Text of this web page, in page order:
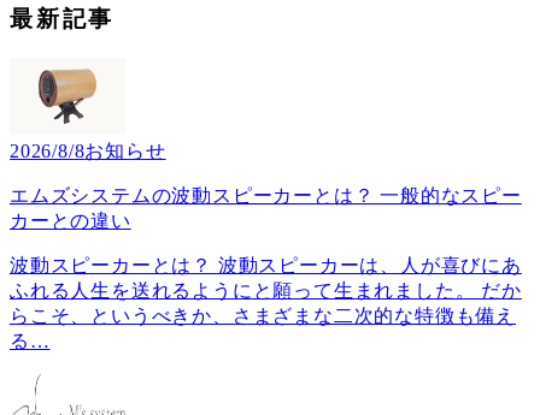
最新記事
2026/8/8お知らせ
エムズシステムの波動スピーカーとは？ 一般的なスピー
カーとの違い
波動スピーカーとは？ 波動スピーカーは、人が喜びにあ
ふれる人生を送れるようにと願って生まれました。 だか
らこそ、というべきか、さまざまな二次的な特徴も備え
る …